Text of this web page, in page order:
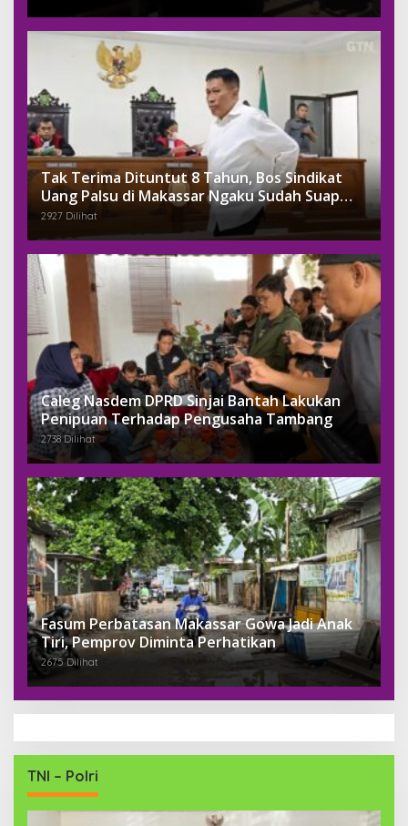
Tak Terima Dituntut 8 Tahun, Bos Sindikat
Uang Palsu di Makassar Ngaku Sudah Suap
Jaksa Dengan Miliaran
2927 Dilihat
Caleg Nasdem DPRD Sinjai Bantah Lakukan
Penipuan Terhadap Pengusaha Tambang
2738 Dilihat
Fasum Perbatasan Makassar Gowa Jadi Anak
Tiri, Pemprov Diminta Perhatikan
2675 Dilihat
TNI – Polri